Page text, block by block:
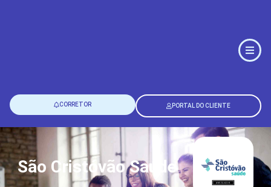
CORRETOR PORTAL DO CLIENTE
São Cristóvão Saúde